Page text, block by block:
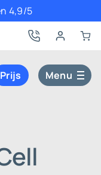
4,9/5
Prijs Menu